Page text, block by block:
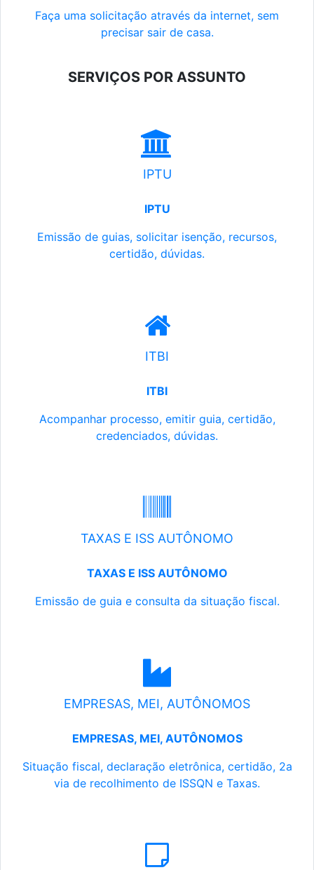
Faça uma solicitação através da internet, sem
precisar sair de casa.
SERVIÇOS POR ASSUNTO
IPTU
IPTU
Emissão de guias, solicitar isenção, recursos,
certidão, dúvidas.
ITBI
ITBI
Acompanhar processo, emitir guia, certidão,
credenciados, dúvidas.
TAXAS E ISS AUTÔNOMO
TAXAS E ISS AUTÔNOMO
Emissão de guia e consulta da situação fiscal.
EMPRESAS, MEI, AUTÔNOMOS
EMPRESAS, MEI, AUTÔNOMOS
Situação fiscal, declaração eletrônica, certidão, 2a
via de recolhimento de ISSQN e Taxas.